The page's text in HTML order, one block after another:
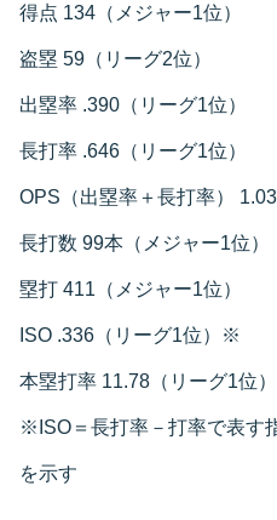
得点 134（メジャー1位）
盗塁 59（リーグ2位）
出塁率 .390（リーグ1位）
長打率 .646（リーグ1位）
OPS（出塁率＋長打率）
長打数 99本（メジャー1位）
塁打 411（メジャー1位）
ISO .336（リーグ1位）※
本塁打率 11.78（リーグ1位）
※ISO＝長打率－打率で表す
を示す